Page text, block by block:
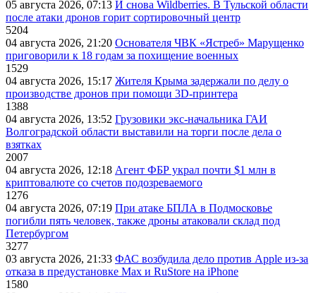
05 августа 2026, 07:13 И снова Wildberries. В Тульской области
после атаки дронов горит сортировочный центр
5204
04 августа 2026, 21:20 Основателя ЧВК «Ястреб» Марущенко
приговорили к 18 годам за похищение военных
1529
04 августа 2026, 15:17 Жителя Крыма задержали по делу о
производстве дронов при помощи 3D‑принтера
1388
04 августа 2026, 13:52 Грузовики экс-начальника ГАИ
Волгоградской области выставили на торги после дела о
взятках
2007
04 августа 2026, 12:18 Агент ФБР украл почти $1 млн в
криптовалюте со счетов подозреваемого
1276
04 августа 2026, 07:19 При атаке БПЛА в Подмосковье
погибли пять человек, также дроны атаковали склад под
Петербургом
3277
03 августа 2026, 21:33 ФАС возбудила дело против Apple из-за
отказа в предустановке Max и RuStore на iPhone
1580